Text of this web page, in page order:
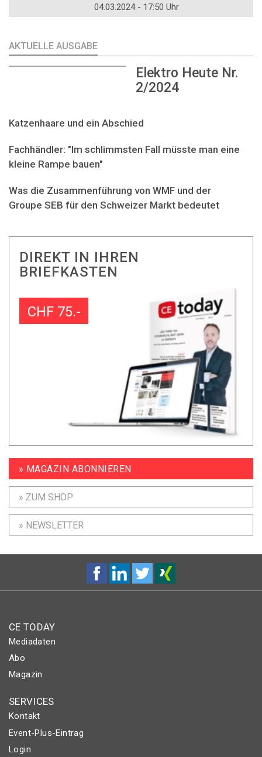
04.03.2024 - 17:50 Uhr
AKTUELLE AUSGABE
Elektro Heute Nr.
2/2024
Katzenhaare und ein Abschied
Fachhändler: "Im schlimmsten Fall müsste man eine
kleine Rampe bauen"
Was die Zusammenführung von WMF und der
Groupe SEB für den Schweizer Markt bedeutet
DIREKT IN IHREN
BRIEFKASTEN
CHF 75.-
» MAGAZIN ABONNIEREN
» ZUM SHOP
» NEWSLETTER
CE TODAY
Mediadaten
Abo
Magazin
SERVICES
Kontakt
Event-Plus-Eintrag
Login